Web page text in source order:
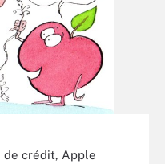
de crédit, Apple